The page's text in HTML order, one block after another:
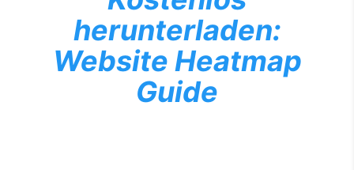
herunterladen:
Website Heatmap
Guide